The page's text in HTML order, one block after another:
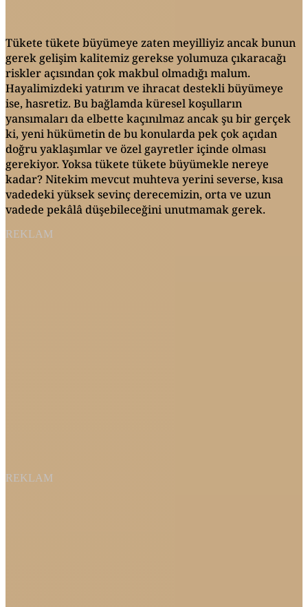
Tükete tükete büyümeye zaten meyilliyiz ancak bunun
gerek gelişim kalitemiz gerekse yolumuza çıkaracağı
riskler açısından çok makbul olmadığı malum.
Hayalimizdeki yatırım ve ihracat destekli büyümeye
ise, hasretiz. Bu bağlamda küresel koşulların
yansımaları da elbette kaçınılmaz ancak şu bir gerçek
ki, yeni hükümetin de bu konularda pek çok açıdan
doğru yaklaşımlar ve özel gayretler içinde olması
gerekiyor. Yoksa tükete tükete büyümekle nereye
kadar? Nitekim mevcut muhteva yerini severse, kısa
vadedeki yüksek sevinç derecemizin, orta ve uzun
vadede pekâlâ düşebileceğini unutmamak gerek.
REKLAM
REKLAM